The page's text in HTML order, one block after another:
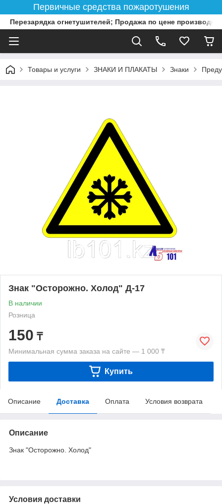
Первичные средства пожаротушения
Перезарядка огнетушителей; Продажа по цене
Товары и услуги ЗНАКИ И ПЛАКАТЫ Знаки
Знак "Осторожно. Холод" Д-17
В наличии
Розница
150 ₸
Минимальная сумма заказа на сайте — 1 000 ₸
Купить
Описание Доставка Оплата Условия возврата
Описание
Знак "Осторожно. Холод"
Условия доставки